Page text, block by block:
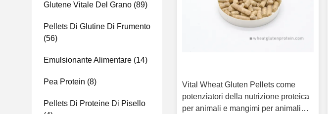
Glutene Vitale Del Grano (89)
Pellets Di Glutine Di Frumento
(56)
Emulsionante Alimentare (14)
Pea Protein (8)
Pellets Di Proteine Di Pisello
Vital Wheat Gluten Pellets come
potenziatori della nutrizione proteica
per animali e mangimi per animali